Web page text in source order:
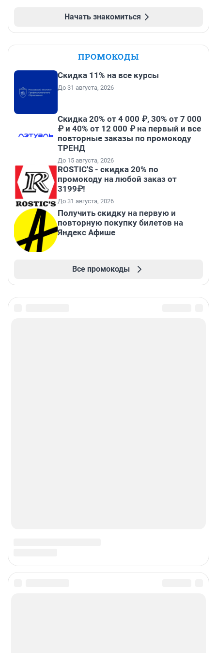
Начать знакомиться
ПРОМОКОДЫ
Скидка 11% на все курсы
До 31 августа, 2026
Скидка 20% от 4 000 ₽, 30% от 7 000
₽ и 40% от 12 000 ₽ на первый и все
повторные заказы по промокоду
ТРЕНД
До 15 августа, 2026
ROSTIC'S - скидка 20% по
промокоду на любой заказ от
3199₽!
До 31 августа, 2026
Получить скидку на первую и
повторную покупку билетов на
Яндекс Афише
Все промокоды